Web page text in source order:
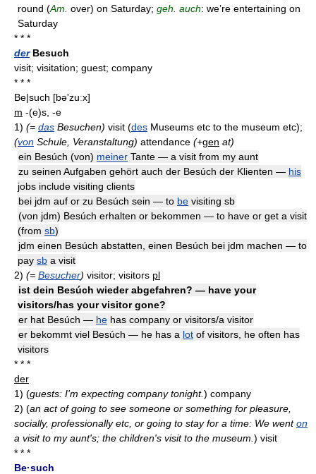
round (Am. over) on Saturday; geh. auch: we’re entertaining on
Saturday
* * *
derBesuch
visit; visitation; guest; company
* * *
Be|such [bə'zuːx]
m -(e)s, -e
1) (= das Besuchen) visit (des Museums etc to the museum etc);
(von Schule, Veranstaltung) attendance (+gen at)
ein Besúch (von) meiner Tante — a visit from my aunt
zu seinen Aufgaben gehört auch der Besúch der Klienten — his
jobs include visiting clients
bei jdm auf or zu Besúch sein — to be visiting sb
(von jdm) Besúch erhalten or bekommen — to have or get a visit
(from sb)
jdm einen Besúch abstatten, einen Besúch bei jdm machen — to
pay sb a visit
2) (= Besucher) visitor; visitors pl
ist dein Besúch wieder abgefahren? — have your
visitors/has your visitor gone?
er hat Besúch — he has company or visitors/a visitor
er bekommt viel Besúch — he has a lot of visitors, he often has
visitors
* * *
der
1) (guests: I'm expecting company tonight.) company
2) (an act of going to see someone or something for pleasure,
socially, professionally etc, or going to stay for a time: We wenton
a visit to my aunt's; the children's visit to the museum. ) visit
* * *
Be·such